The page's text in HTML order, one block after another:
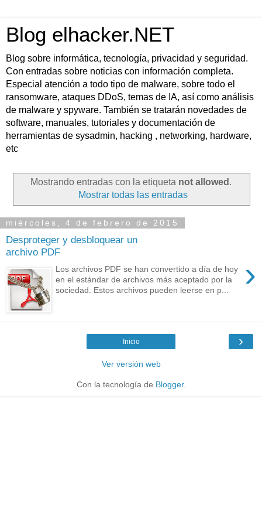
Blog elhacker.NET
Blog sobre informática, tecnología, privacidad y seguridad.
Con entradas sobre noticias con información completa.
Especial atención a todo tipo de malware, sobre todo el
ransomware, ataques DDoS, temas de IA, así como análisis
de malware y spyware. También se tratarán novedades de
software, manuales, tutoriales y documentación de
herramientas de sysadmin, hacking , networking, hardware,
etc
Mostrando entradas con la etiqueta not allowed .
Mostrar todas las entradas
miércoles, 4 de febrero de 2015
Desproteger y desbloquear un
archivo PDF
›
Los archivos PDF se han convertido a día de hoy
en el estándar de archivos más aceptado por la
sociedad. Estos archivos pueden leerse en p...
›
Inicio
Ver versión web
Con la tecnología de Blogger.